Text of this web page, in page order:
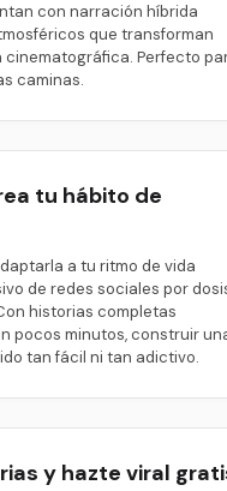
con narración híbrida
que transforman
Perfecto
caminas.
tu hábito de
a tu ritmo de vida
de redes sociales por
historias completas
pocos minutos, construir
tan fácil ni tan adictivo.
y hazte viral